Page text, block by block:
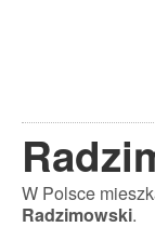
W Polsce
Radzimowski.